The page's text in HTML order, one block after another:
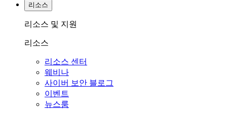
리소스
리소스 및 지원
리소스
리소스 센터
웨비나
사이버 보안 블로그
이벤트
뉴스룸